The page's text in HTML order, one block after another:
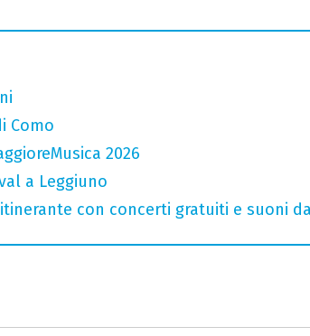
Como
2026
a Leggiuno
con concerti gratuiti e suoni